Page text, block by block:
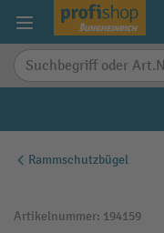
springen
Rammschutzbügel
Artikelnummer: 194159